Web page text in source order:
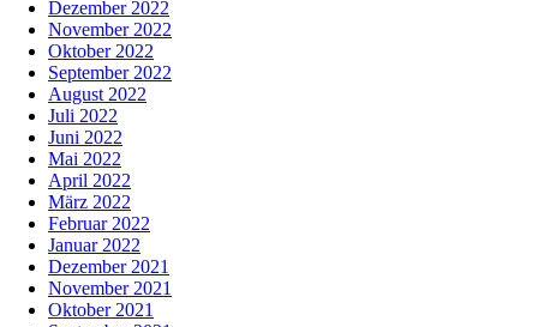
Dezember 2022
November 2022
Oktober 2022
September 2022
August 2022
Juli 2022
Juni 2022
Mai 2022
April 2022
März 2022
Februar 2022
Januar 2022
Dezember 2021
November 2021
Oktober 2021